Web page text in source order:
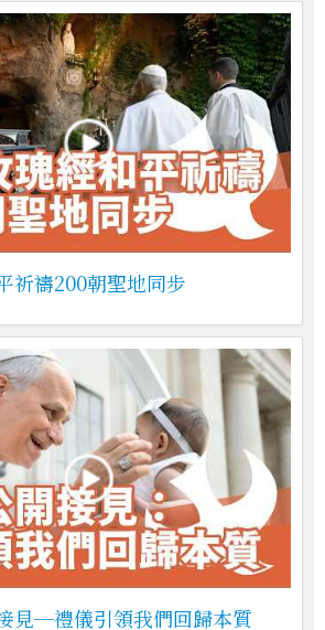
祈禱200朝聖地同步
見─禮儀引領我們回歸本質